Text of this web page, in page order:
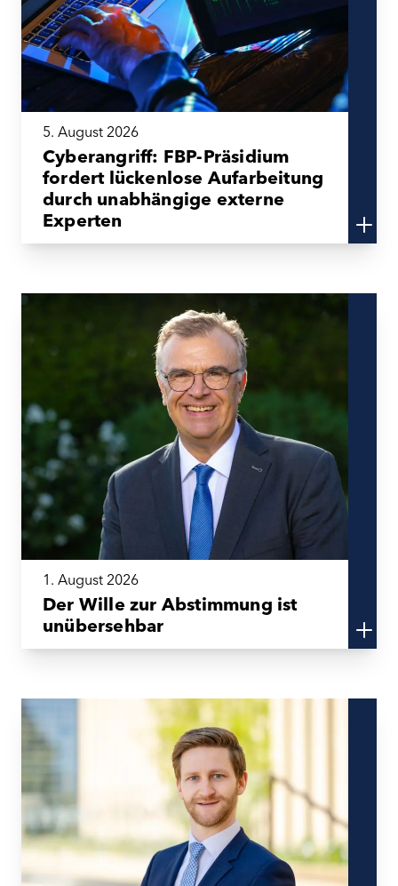
5. August 2026
Cyberangriff: FBP-Präsidium
fordert lückenlose Aufarbeitung
durch unabhängige externe
Experten
1. August 2026
Der Wille zur Abstimmung ist
unübersehbar